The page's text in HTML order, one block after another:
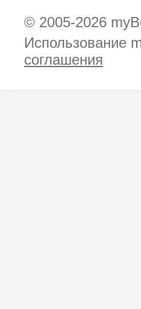
© 2005-2026
Использование
соглашения